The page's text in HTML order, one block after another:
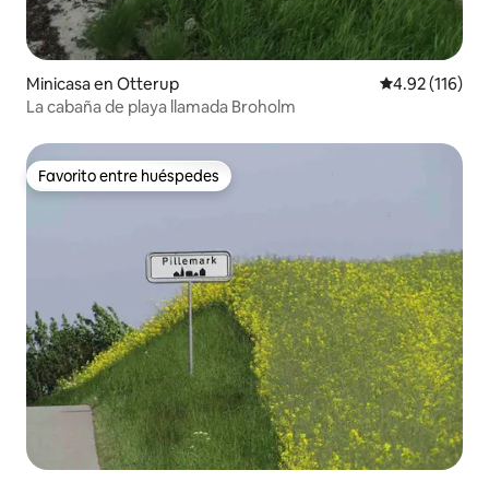
Minicasa en Otterup Calificación
4.92 (116)
La cabaña de playa llamada Broholm
Favorito entre huéspedes
Favorito entre huéspedes